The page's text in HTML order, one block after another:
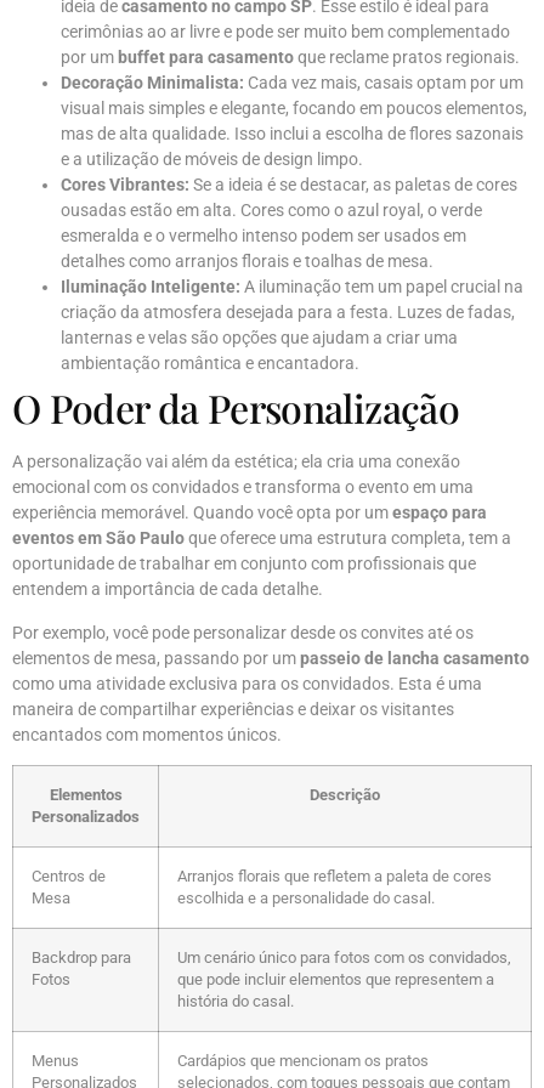
ideia decasamento no campo SP. Esse estilo é ideal para
cerimônias ao ar livre e pode ser muito bem complementado
por um buffet para casamentoque reclame pratos regionais.
Decoração Minimalista: Cada vez mais, casais optam por um
visual mais simples e elegante, focando em poucos elementos,
mas de alta qualidade. Isso inclui a escolha de flores sazonais
e a utilização de móveis de design limpo.
Cores Vibrantes: Se a ideia é se destacar, as paletas de cores
ousadas estão em alta. Cores como o azul royal, o verde
esmeralda e o vermelho intenso podem ser usados em
detalhes como arranjos florais e toalhas de mesa.
Iluminação Inteligente: A iluminação tem um papel crucial na
criação da atmosfera desejada para a festa. Luzes de fadas,
lanternas e velas são opções que ajudam a criar uma
ambientação romântica e encantadora.
O Poder da Personalização
A personalização vai além da estética; ela cria uma conexão
emocional com os convidados e transforma o evento em uma
experiência memorável. Quando você opta por umespaço para
eventos em São Pauloque oferece uma estrutura completa, tem a
oportunidade de trabalhar em conjunto com profissionais que
entendem a importância de cada detalhe.
Por exemplo, você pode personalizar desde os convites até os
elementos de mesa, passando por umpasseio de lancha casamento
como uma atividade exclusiva para os convidados. Esta é uma
maneira de compartilhar experiências e deixar os visitantes
encantados com momentos únicos.
Elementos
Personalizados
Descrição
Centros de
Mesa
Arranjos florais que refletem a paleta de cores
escolhida e a personalidade do casal.
Backdrop para
Fotos
Um cenário único para fotos com os convidados,
que pode incluir elementos que representem a
história do casal.
Menus
Personalizados
Cardápios que mencionam os pratos
selecionados, com toques pessoais que contam